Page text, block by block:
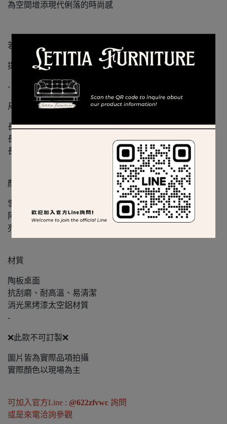
為空間增添現代俐落的時尚感
若有特別需求
提供另一個MIT製造同款系列可供參考
-
尺寸
長140 * 寬80 * 高75
長160 * 寬90 * 高75
長180 * 寬90 * 高75
顏色
雪山白
阿瑪尼灰
亮面白玉
材質
陶板桌面
抗刮磨、耐高溫、易清潔
消光黑烤漆太空鋁材質
-
❌此款不可訂製❌
圖片皆為實際品項拍攝
實際顏色以現場為主
可加入官方Line : @622zfvwc 詢問
或是來電洽詢參觀